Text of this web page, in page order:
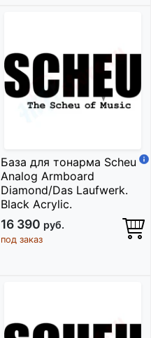
База для тонарма Scheu
Analog Armboard
Diamond/Das Laufwerk.
Black Acrylic.
16 390 руб.
под заказ